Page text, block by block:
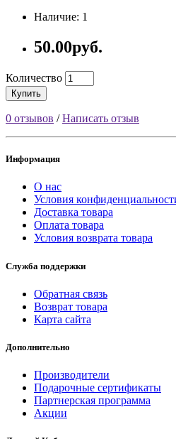
Наличие: 1
50.00руб.
Количество
Купить
0 отзывов /Написать отзыв
Информация
О нас
Условия
Доставка товара
Оплата товара
Условия возврата товара
Служба поддержки
Обратная связь
Возврат товара
Карта сайта
Дополнительно
Производители
Подарочные сертификаты
Партнерская программа
Акции